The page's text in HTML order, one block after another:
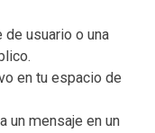
de usuario o una
en tu espacio de
un mensaje en un